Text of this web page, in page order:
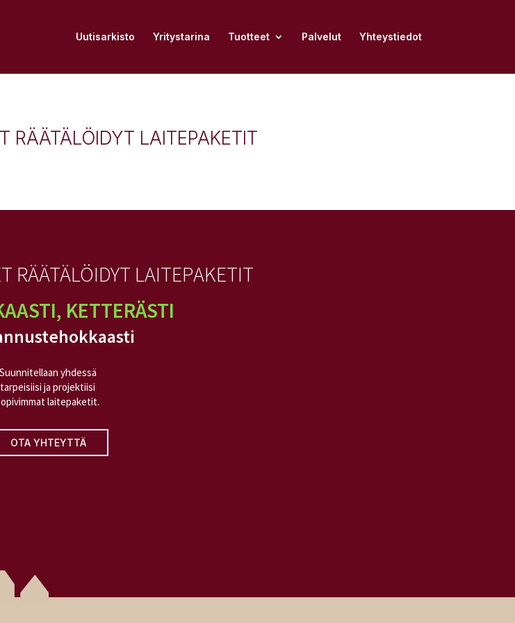
Uutisarkisto Yritystarina Tuotteet Palvelut Yhteystiedot
RÄÄTÄLÖIDYT LAITEPAKETIT
RÄÄTÄLÖIDYT LAITEPAKETIT
KETTERÄSTI
Suunnitellaan yhdessä
tarpeisiisi ja projektiisi
laitepaketit.
OTA YHTEYTTÄ